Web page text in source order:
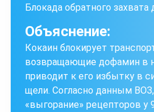
Блокада обратного
Объяснение:
Кокаин блокирует
возвращающие дофамин в
приводит к его избытку в
щели. Согласно данным
«выгорание» рецепторов у